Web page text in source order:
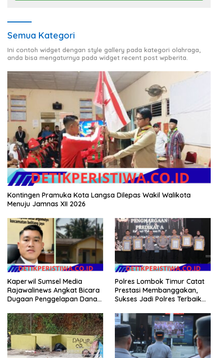
Semua Kategori
Ini contoh widget dengan style gallery pada kategori olahraga,
anda bisa mengaturnya pada widget recent post wpberita.
Kontingen Pramuka Kota Langsa Dilepas Wakil Walikota
Menuju Jamnas XII 2026
Kaperwil Sumsel Media
Rajawalinews Angkat Bicara
Dugaan Penggelapan Dana
Argomulyo Belitang Jaya
Hilang 3 Bulan Bawa
Anggaran Pembangunan
Polres Lombok Timur Catat
Prestasi Membanggakan,
Sukses Jadi Polres Terbaik
NTB